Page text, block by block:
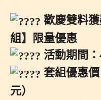
歡慶雙料
組】限量優惠
活動期間
套組優惠價
元）